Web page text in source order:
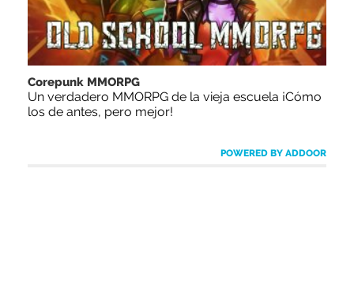
Corepunk MMORPG
Un verdadero MMORPG de la vieja escuela ¡Cómo
los de antes, pero mejor!
POWERED BY ADDOOR